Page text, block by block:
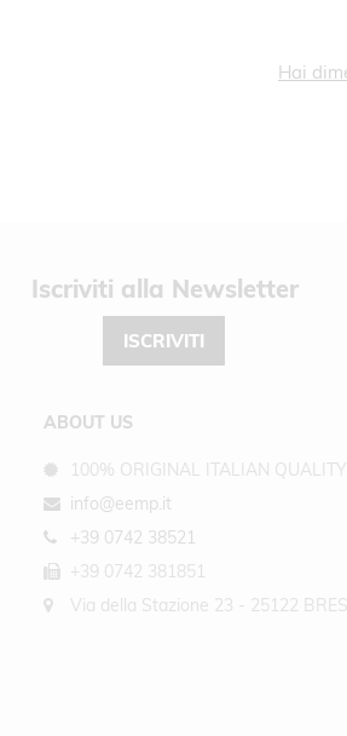
Hai
Newsletter
ISCRIVITI
ABOUT US
100% ORIGINAL ITALIAN QUALITY
info@eemp.it
+39 0742 38521
+39 0742 381851
Via della Stazione 23 - 25122